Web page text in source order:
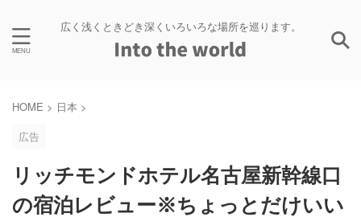
広く浅くときどき深くいろいろな場所を巡ります。
HOME > 日本 >
広告
リッチモンドホテル名古屋新幹線口
の宿泊レビュー※ちょっとだけいい